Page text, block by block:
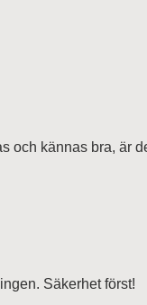
och kännas bra, är
Säkerhet först!